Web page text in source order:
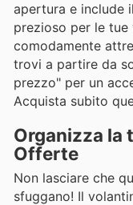
apertura e include
prezioso per le
comodamente
trovi a partire da
prezzo" per un
Acquista subito
Organizza la
Offerte
Non lasciare che
sfuggano! Il